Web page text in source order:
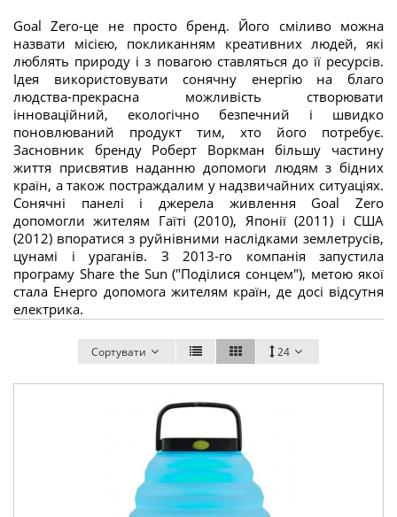
Goal Zero-це не просто бренд. Його сміливо можна
назвати місією, покликанням креативних людей, які
люблять природу і з повагою ставляться до її ресурсів.
Ідея використовувати сонячну енергію на благо
людства-прекрасна можливість створювати
інноваційний, екологічно безпечний і швидко
поновлюваний продукт тим, хто його потребує.
Засновник бренду Роберт Воркман більшу частину
життя присвятив наданню допомоги людям з бідних
країн, а також постраждалим у надзвичайних ситуаціях.
Сонячні панелі і джерела живлення Goal Zero
допомогли жителям Гаїті (2010), Японії (2011) і США
(2012) впоратися з руйнівними наслідками землетрусів,
цунамі і ураганів. З 2013-го компанія запустила
програму Share the Sun ("Поділися сонцем"), метою якої
стала Енерго допомога жителям країн, де досі відсутня
електрика.
Сортувати 24